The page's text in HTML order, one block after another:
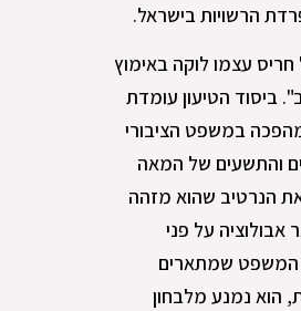
הרשויות בישראל.
עצמו לוקה באימוץ
ביסוד הטיעון עומדת
במשפט הציבורי
והתשעים של המאה
הנרטיב שהוא מזהה
על פני
המשפט שמתארים
הוא נמנע מלבחון